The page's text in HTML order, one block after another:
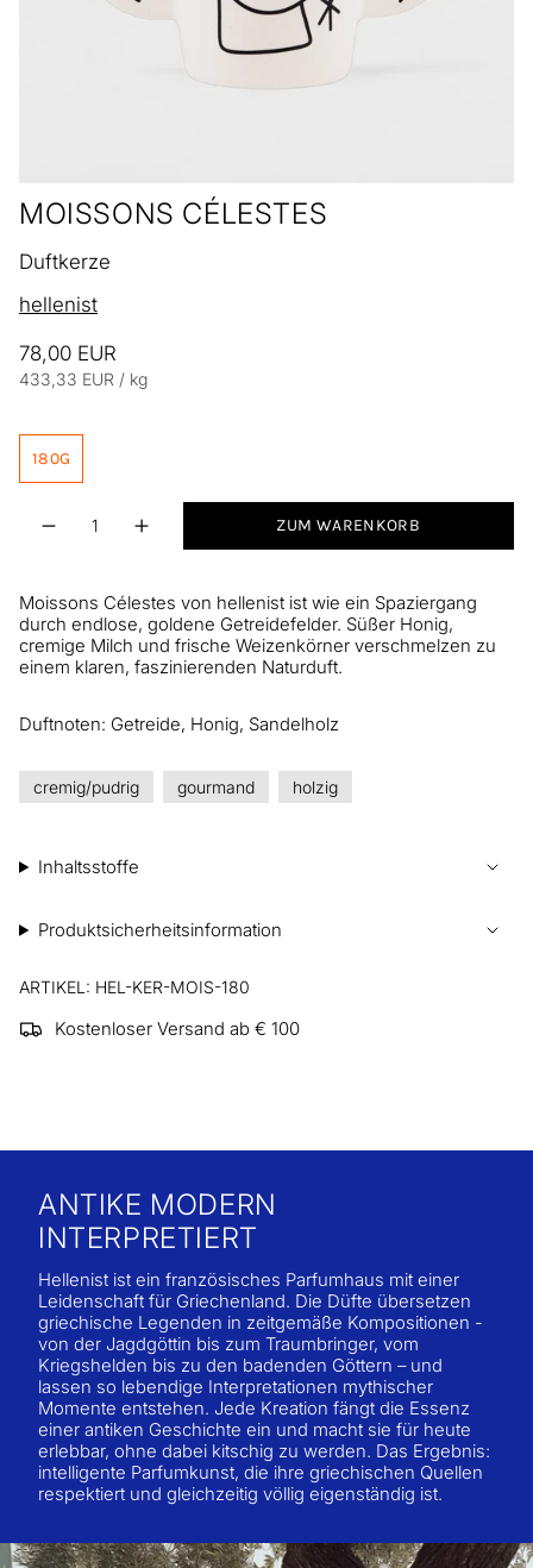
MOISSONS CÉLESTES
Duftkerze
hellenist
78,00 EUR
Einheitspreis
433,33 EUR /pro
kg
180G
ZUM WARENKORB
Moissons Célestes von hellenist ist wie ein Spaziergang
durch endlose, goldene Getreidefelder. Süßer Honig,
cremige Milch und frische Weizenkörner verschmelzen zu
einem klaren, faszinierenden Naturduft.
Duftnoten: Getreide, Honig, Sandelholz
cremig/pudrig gourmand holzig
Inhaltsstoffe
Produktsicherheitsinformation
ARTIKEL: HEL-KER-MOIS-180
Kostenloser Versand ab € 100
ANTIKE MODERN
INTERPRETIERT
Hellenist ist ein französisches Parfumhaus mit einer
Leidenschaft für Griechenland. Die Düfte übersetzen
griechische Legenden in zeitgemäße Kompositionen -
von der Jagdgöttin bis zum Traumbringer, vom
Kriegshelden bis zu den badenden Göttern – und
lassen so lebendige Interpretationen mythischer
Momente entstehen. Jede Kreation fängt die Essenz
einer antiken Geschichte ein und macht sie für heute
erlebbar, ohne dabei kitschig zu werden. Das Ergebnis:
intelligente Parfumkunst, die ihre griechischen Quellen
respektiert und gleichzeitig völlig eigenständig ist.